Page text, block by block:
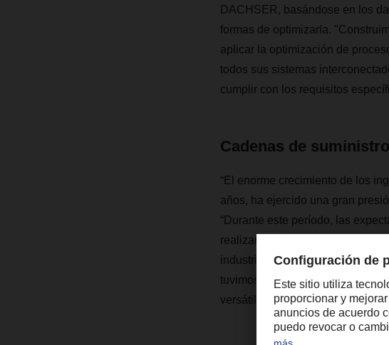
DACHSER, basándose en los
formas de optimizarla.
aplicar la optimización de
todos sus sistemas
cumplir con los requisitos
Cadenas de
“El enorme crecimiento de los
años, ha ejercido una gran
“Durante este período, las
realizarán a tiempo y la
industria. Por ello, para cumplir
tuvimos que hacer que nuestras
versátiles. DACHSER nos ha